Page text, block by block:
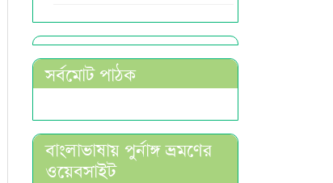
সর্বমোট পাঠক
বাংলাভাষায় পুর্নাঙ্গ ভ্রমণের
ওয়েবসাইট